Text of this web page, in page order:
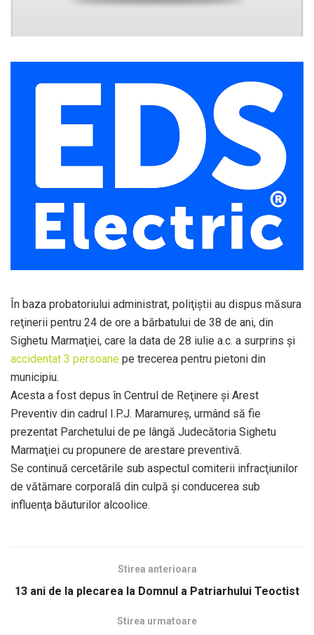
În baza probatoriului administrat, poliţiştii au dispus măsura
reţinerii pentru 24 de ore a bărbatului de 38 de ani, din
Sighetu Marmaţiei, care la data de 28 iulie a.c. a surprins şi
accidentat 3 persoane pe trecerea pentru pietoni din
municipiu.
Acesta a fost depus în Centrul de Reţinere şi Arest
Preventiv din cadrul I.P.J. Maramureş, urmând să fie
prezentat Parchetului de pe lângă Judecătoria Sighetu
Marmaţiei cu propunere de arestare preventivă.
Se continuă cercetările sub aspectul comiterii infracţiunilor
de vătămare corporală din culpă şi conducerea sub
influenţa băuturilor alcoolice.
Stirea anterioara
13 ani de la plecarea la Domnul a Patriarhului Teoctist
Stirea urmatoare